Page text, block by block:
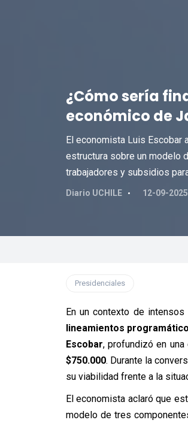
¿Cómo sería
económico de
El economista Luis Escobar
estructura sobre un modelo
trabajadores y subsidios
Diario UCHILE 12-09-2025
Presidenciales
En un contexto de
lineamientos
Escobar, profundizó en
$750.000. Durante la
su viabilidad frente a la
El economista aclaró que
modelo de tres